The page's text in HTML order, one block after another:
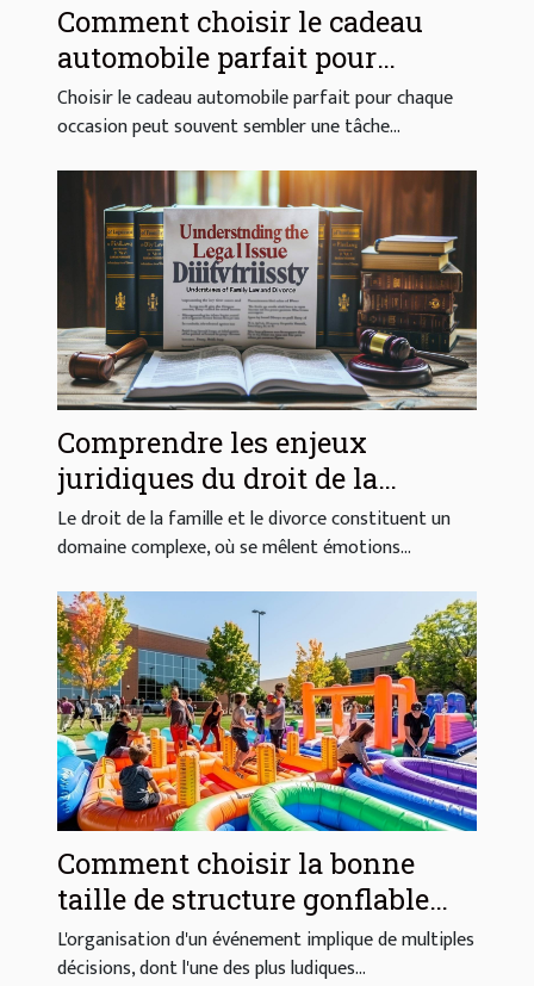
Comment choisir le cadeau
automobile parfait pour
chaque occasion
Choisir le cadeau automobile parfait pour chaque
occasion peut souvent sembler une tâche...
Comprendre les enjeux
juridiques du droit de la
famille et du divorce
Le droit de la famille et le divorce constituent un
domaine complexe, où se mêlent émotions...
Comment choisir la bonne
taille de structure gonflable
pour votre événement
L'organisation d'un événement implique de multiples
décisions, dont l'une des plus ludiques...